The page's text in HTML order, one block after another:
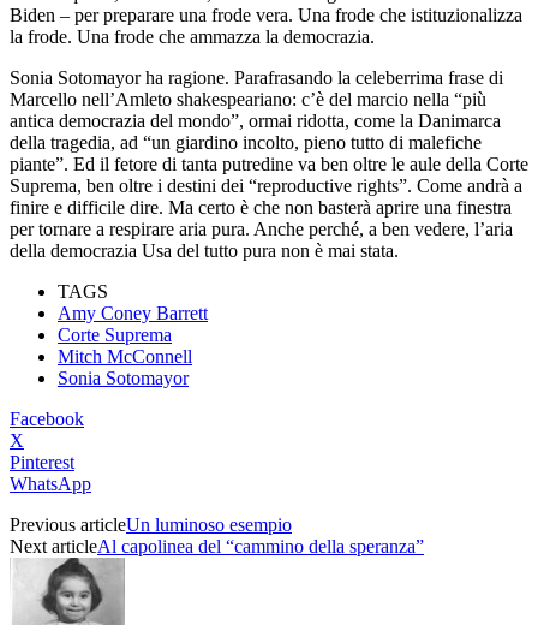
Biden – per preparare una frode vera. Una frode che istituzionalizza
la frode. Una frode che ammazza la democrazia.
Sonia Sotomayor ha ragione. Parafrasando la celeberrima frase di
Marcello nell’Amleto shakespeariano: c’è del marcio nella “più
antica democrazia del mondo”, ormai ridotta, come la Danimarca
della tragedia, ad “un giardino incolto, pieno tutto di malefiche
piante”. Ed il fetore di tanta putredine va ben oltre le aule della Corte
Suprema, ben oltre i destini dei “reproductive rights”. Come andrà a
finire e difficile dire. Ma certo è che non basterà aprire una finestra
per tornare a respirare aria pura. Anche perché, a ben vedere, l’aria
della democrazia Usa del tutto pura non è mai stata.
TAGS
Amy Coney Barrett
Corte Suprema
Mitch McConnell
Sonia Sotomayor
Facebook
X
Pinterest
WhatsApp
Previous articleUn luminoso esempio
Next articleAl capolinea del “cammino della speranza”